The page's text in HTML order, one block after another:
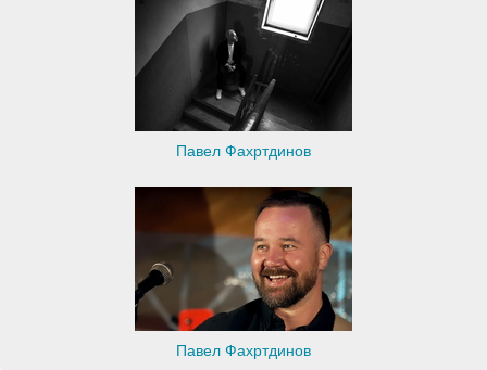
Павел Фахртдинов
Павел Фахртдинов